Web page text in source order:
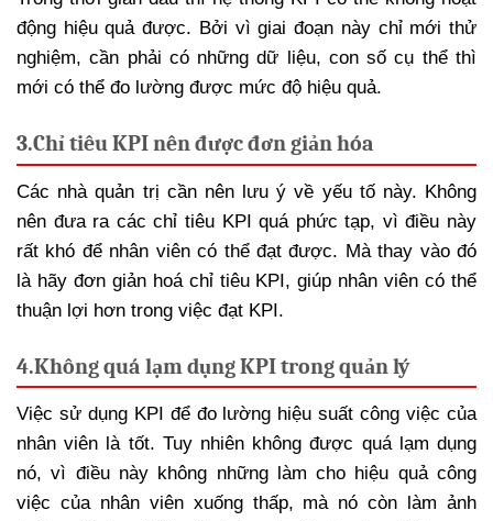
động hiệu quả được. Bởi vì giai đoạn này chỉ mới thử
nghiệm, cần phải có những dữ liệu, con số cụ thể thì
mới có thể đo lường được mức độ hiệu quả.
3.Chỉ tiêu KPI nên được đơn giản hóa
Các nhà quản trị cần nên lưu ý về yếu tố này. Không
nên đưa ra các chỉ tiêu KPI quá phức tạp, vì điều này
rất khó để nhân viên có thể đạt được. Mà thay vào đó
là hãy đơn giản hoá chỉ tiêu KPI, giúp nhân viên có thể
thuận lợi hơn trong việc đạt KPI.
4.Không quá lạm dụng KPI trong quản lý
Việc sử dụng KPI để đo lường hiệu suất công việc của
nhân viên là tốt. Tuy nhiên không được quá lạm dụng
nó, vì điều này không những làm cho hiệu quả công
việc của nhân viên xuống thấp, mà nó còn làm ảnh